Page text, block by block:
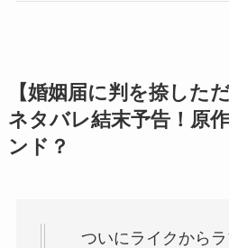
【婚姻届に判を捺した
ネタバレ結末予告！原
ンド？
ついにライクから